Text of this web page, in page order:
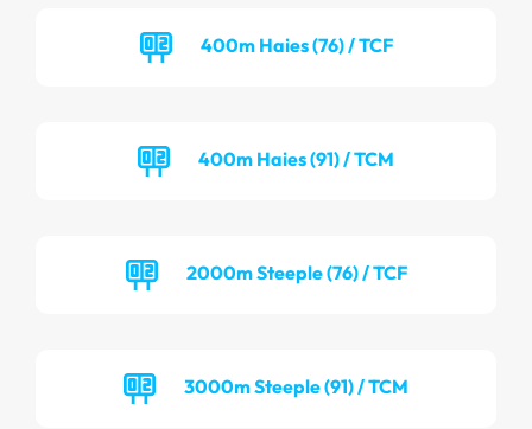
400m Haies (76) / TCF
400m Haies (91) / TCM
2000m Steeple (76) / TCF
3000m Steeple (91) / TCM